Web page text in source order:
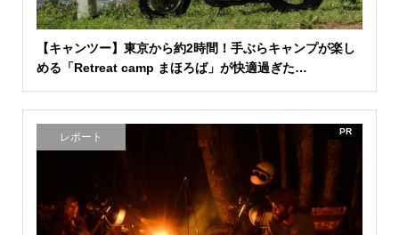
【キャンツー】東京から約2時間！手ぶらキャンプが楽し
める「Retreat camp まほろば」が快適過ぎた…
レポート PR